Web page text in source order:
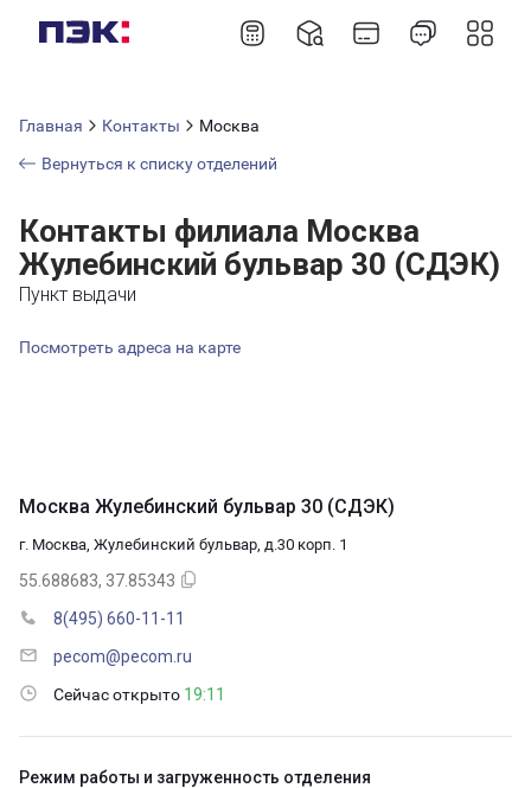
Главная Контакты
Москва
Вернуться к списку отделений
Контакты филиала Москва
Жулебинский бульвар 30 (СДЭК)
Пункт выдачи
Посмотреть адреса на карте
Москва Жулебинский бульвар 30 (СДЭК)
г. Москва, Жулебинский бульвар, д.30 корп. 1
55.688683, 37.85343
8(495) 660-11-11
pecom@pecom.ru
Сейчас открыто 19:11
Режим работы и загруженность отделения